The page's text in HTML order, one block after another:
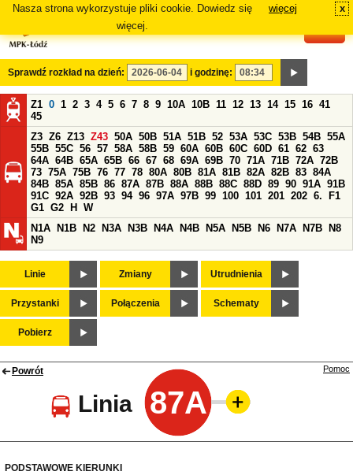
Nasza strona wykorzystuje pliki cookie. Dowiedz się
więcej.
więcej x
Sprawdź rozkład na dzień: i godzinę:
Z1 0 1 2 3 4 5 6 7 8 9 10A 10B 11 12 13 14 15 16 41
45
Z3 Z6 Z13 Z43 50A 50B 51A 51B 52 53A 53C 53B 54B 55A
55B 55C 56 57 58A 58B 59 60A 60B 60C 60D 61 62 63
64A 64B 65A 65B 66 67 68 69A 69B 70 71A 71B 72A 72B
73 75A 75B 76 77 78 80A 80B 81A 81B 82A 82B 83 84A
84B 85A 85B 86 87A 87B 88A 88B 88C 88D 89 90 91A 91B
91C 92A 92B 93 94 96 97A 97B 99 100 101 201 202 6.
F1
G1 G2 H
W
N1A
N1B N2 N3A N3B N4A N4B N5A N5B N6 N7A N7B
N8
N9
Linie Zmiany Utrudnienia
Przystanki Połączenia Schematy
Pobierz
Powrót
Linia 87A
Pomoc
PODSTAWOWE KIERUNKI